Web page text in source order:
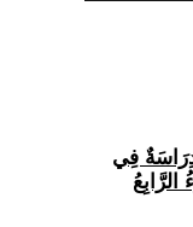
دِرَاسَةٌ فِي